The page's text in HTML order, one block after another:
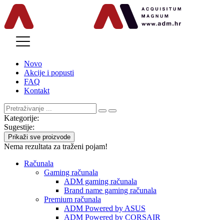
Novo
Akcije i popusti
FAQ
Kontakt
Kategorije:
Sugestije:
Prikaži sve proizvode
Nema rezultata za traženi pojam!
Računala
Gaming računala
ADM gaming računala
Brand name gaming računala
Premium računala
ADM Powered by ASUS
ADM Powered by CORSAIR